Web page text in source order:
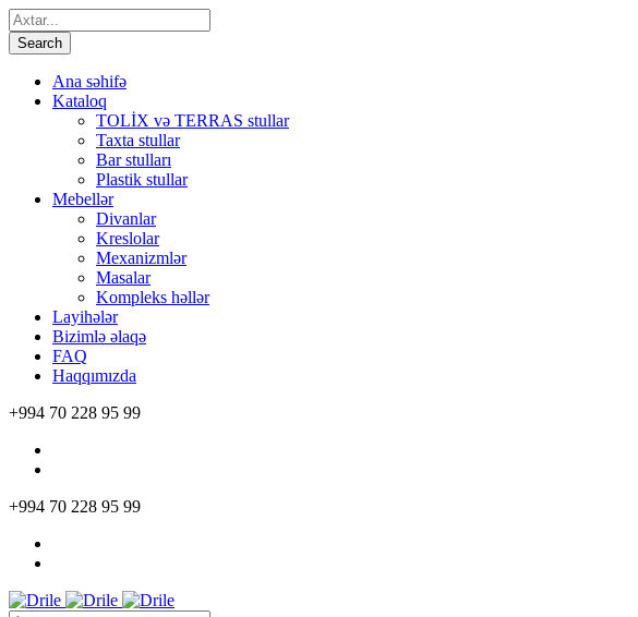
Ana səhifə
Kataloq
TOLİX və TERRAS stullar
Taxta stullar
Bar stulları
Plastik stullar
Mebellər
Divanlar
Kreslolar
Mexanizmlər
Masalar
Kompleks həllər
Layihələr
Bizimlə əlaqə
FAQ
Haqqımızda
+994 70 228 95 99
+994 70 228 95 99